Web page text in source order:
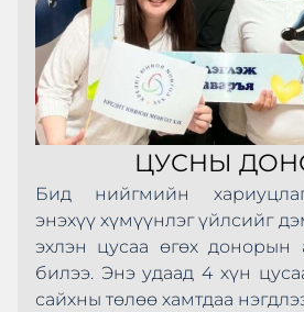
ЦУСНЫ
Бид нийгмийн
энэхүү хүмүүнлэг үйлсийг
эхлэн цусаа өгөх донорын
билээ. Энэ удаад 4 хүн
сайхны төлөө хамтдаа